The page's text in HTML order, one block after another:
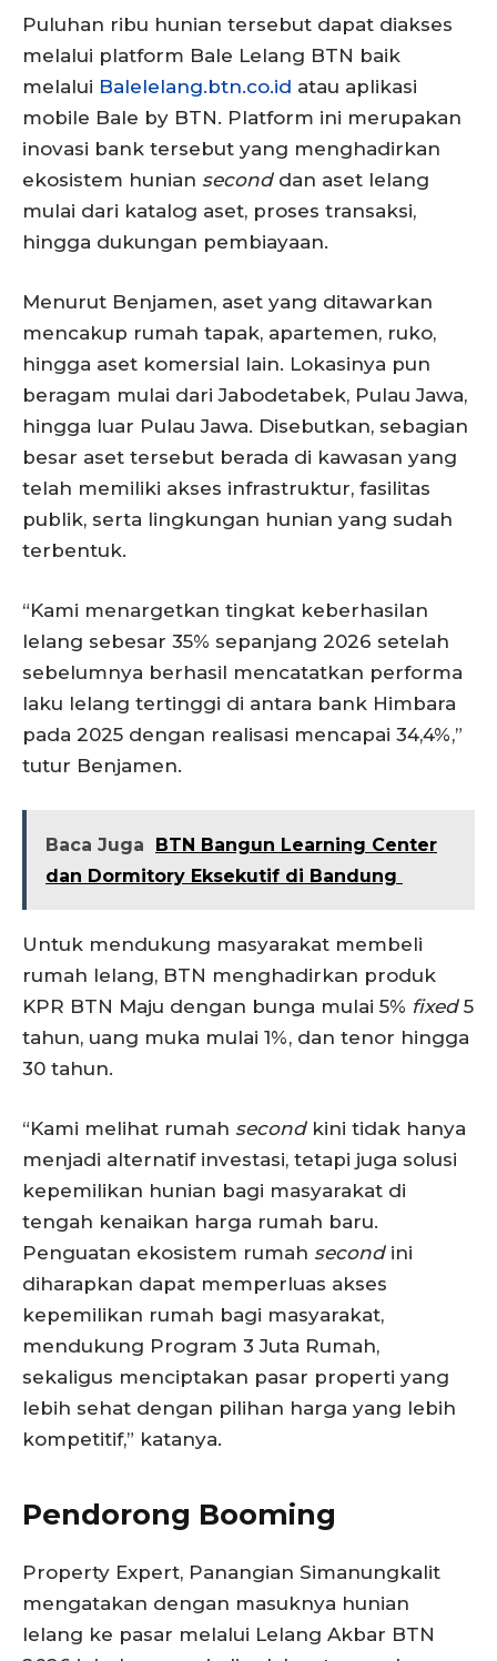
Puluhan ribu hunian tersebut dapat diakses
melalui platform Bale Lelang BTN baik
melalui Balelelang.btn.co.id atau aplikasi
mobile Bale by BTN. Platform ini merupakan
inovasi bank tersebut yang menghadirkan
ekosistem hunian seconddan aset lelang
mulai dari katalog aset, proses transaksi,
hingga dukungan pembiayaan.
Menurut Benjamen, aset yang ditawarkan
mencakup rumah tapak, apartemen, ruko,
hingga aset komersial lain. Lokasinya pun
beragam mulai dari Jabodetabek, Pulau Jawa,
hingga luar Pulau Jawa. Disebutkan, sebagian
besar aset tersebut berada di kawasan yang
telah memiliki akses infrastruktur, fasilitas
publik, serta lingkungan hunian yang sudah
terbentuk.
“Kami menargetkan tingkat keberhasilan
lelang sebesar 35% sepanjang 2026 setelah
sebelumnya berhasil mencatatkan performa
laku lelang tertinggi di antara bank Himbara
pada 2025 dengan realisasi mencapai 34,4%,”
tutur Benjamen.
Baca Juga
BTN Bangun Learning Center
dan Dormitory Eksekutif di Bandung
Untuk mendukung masyarakat membeli
rumah lelang, BTN menghadirkan produk
KPR BTN Maju dengan bunga mulai 5% fixed5
tahun, uang muka mulai 1%, dan tenor hingga
30 tahun.
“Kami melihat rumah secondkini tidak hanya
menjadi alternatif investasi, tetapi juga solusi
kepemilikan hunian bagi masyarakat di
tengah kenaikan harga rumah baru.
Penguatan ekosistem rumah secondini
diharapkan dapat memperluas akses
kepemilikan rumah bagi masyarakat,
mendukung Program 3 Juta Rumah,
sekaligus menciptakan pasar properti yang
lebih sehat dengan pilihan harga yang lebih
kompetitif,” katanya.
Pendorong Booming
Property Expert, Panangian Simanungkalit
mengatakan dengan masuknya hunian
lelang ke pasar melalui Lelang Akbar BTN